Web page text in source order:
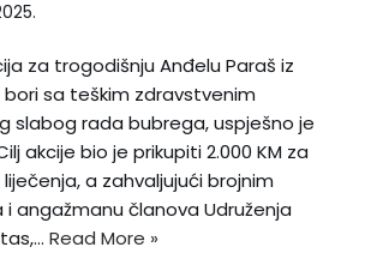
za trogodišnju Anđelu Paraš iz
bori sa teškim zdravstvenim
slabog rada bubrega, uspješno je
akcije bio je prikupiti 2.000 KM za
a zahvaljujući brojnim
angažmanu članova Udruženja
Read More »